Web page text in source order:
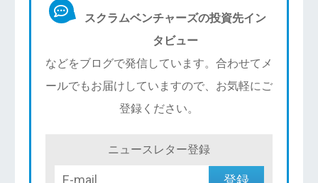
スクラムベンチャーズの投資先イン
タビュー
などをブログで発信しています。合わせてメ
ールでもお届けしていますので、お気軽にご
登録ください。
ニュースレター登録